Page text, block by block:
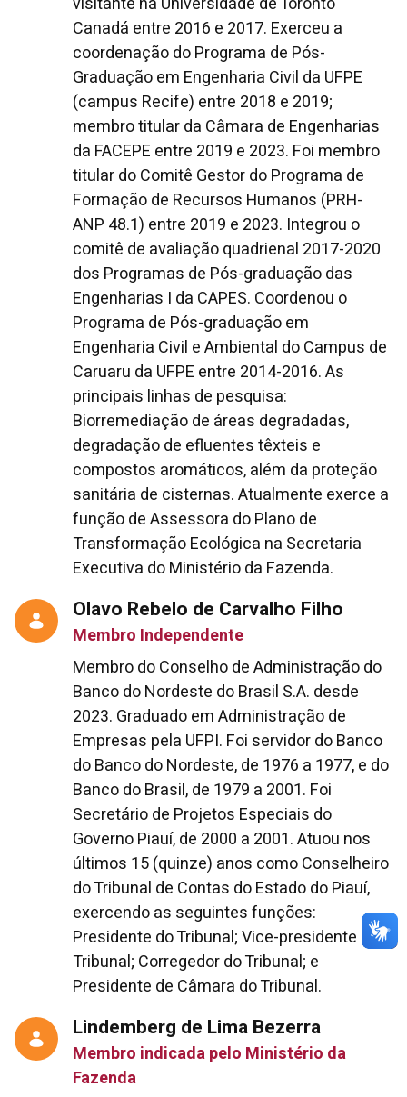
Canadá entre 2016 e 2017. Exerceu a
coordenação do Programa de Pós-
Graduação em Engenharia Civil da UFPE
(campus Recife) entre 2018 e 2019;
membro titular da Câmara de Engenharias
da FACEPE entre 2019 e 2023. Foi membro
titular do Comitê Gestor do Programa de
Formação de Recursos Humanos (PRH-
ANP 48.1) entre 2019 e 2023. Integrou o
comitê de avaliação quadrienal 2017-2020
dos Programas de Pós-graduação das
Engenharias I da CAPES. Coordenou o
Programa de Pós-graduação em
Engenharia Civil e Ambiental do Campus de
Caruaru da UFPE entre 2014-2016. As
principais linhas de pesquisa:
Biorremediação de áreas degradadas,
degradação de efluentes têxteis e
compostos aromáticos, além da proteção
sanitária de cisternas. Atualmente exerce a
função de Assessora do Plano de
Transformação Ecológica na Secretaria
Executiva do Ministério da Fazenda.
Olavo Rebelo de Carvalho Filho
Membro Independente
Membro do Conselho de Administração do
Banco do Nordeste do Brasil S.A. desde
2023. Graduado em Administração de
Empresas pela UFPI. Foi servidor do Banco
do Banco do Nordeste, de 1976 a 1977, e do
Banco do Brasil, de 1979 a 2001. Foi
Secretário de Projetos Especiais do
Governo Piauí, de 2000 a 2001. Atuou nos
últimos 15 (quinze) anos como Conselheiro
do Tribunal de Contas do Estado do Piauí,
exercendo as seguintes funções:
Presidente do Tribunal; Vice-presidente do
Tribunal; Corregedor do Tribunal; e
Presidente de Câmara do Tribunal.
Lindemberg de Lima Bezerra
Membro indicada pelo Ministério da
Fazenda